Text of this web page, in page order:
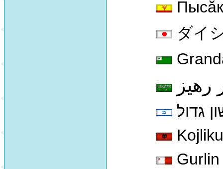
ダイ
رهيز
גדול
Gurlin